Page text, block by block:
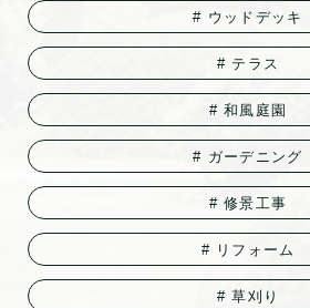
ウッドデッキ
テラス
和風庭園
ガーデニング
修景工事
リフォーム
草刈り